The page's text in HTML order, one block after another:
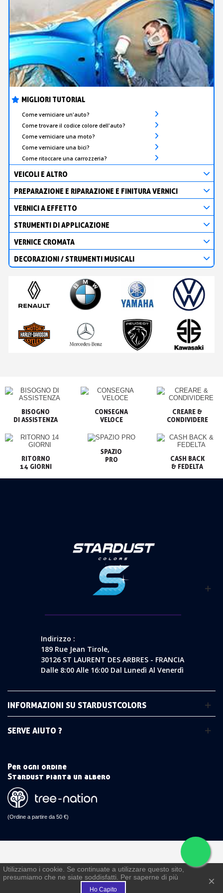
MIGLIORI TUTORIAL
Come verniciare un'auto?
Come trovare il codice colore dell'auto?
Come verniciare una moto?
Come verniciare una bici?
Come ritoccare una carrozzeria?
VEICOLI E ALTRO
PREPARAZIONE E RIPARAZIONE E FINITURA VERNICI
VERNICI A EFFETTO
STRUMENTI DI APPLICAZIONE
VERNICE CROMATA
DECORAZIONI / STRUMENTI MUSICALI
BISOGNO
CONSEGNA
VELOCE
CREARE &
CONDIVIDERE
RITORNO
14 GIORNI
SPAZIO
PRO
CASH BACK
& FEDELTA
Indirizzo :
189 Rue Jean Tirole,
30126 ST LAURENT DES ARBRES - FRANCIA
Dalle 8:00 Alle 16:00 Dal Lunedì Al Venerdì
INFORMAZIONI SU STARDUSTCOLORS
SERVE AIUTO ?
Per ogni ordine
Stardust pianta un albero
(Ordine a partire da 50 €)
€
Utilizziamo i cookie. Se continuate a utilizzare questo sito,
presumiamo che ne siate soddisfatti. Per saperne di più
Ho Capito
×